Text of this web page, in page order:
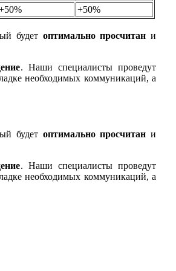
+50%
будет оптимально просчитан и
. Наши специалисты проведут
необходимых коммуникаций, а
будет оптимально просчитан и
. Наши специалисты проведут
необходимых коммуникаций, а